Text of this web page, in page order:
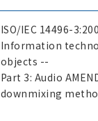
ISO/IEC 14496-
Information
objects --
Part 3: Audio
downmixing